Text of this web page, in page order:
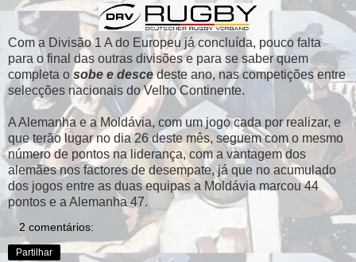
Com a Divisão 1 A do Europeu já concluída, pouco falta
para o final das outras divisões e para se saber quem
completa osobe e descedeste ano, nas competições entre
selecções nacionais do Velho Continente.
A Alemanha e a Moldávia, com um jogo cada por realizar, e
que terão lugar no dia 26 deste mês, seguem com o mesmo
número de pontos na liderança, com a vantagem dos
alemães nos factores de desempate, já que no acumulado
dos jogos entre as duas equipas a Moldávia marcou 44
pontos e a Alemanha 47.
2 comentários:
Partilhar